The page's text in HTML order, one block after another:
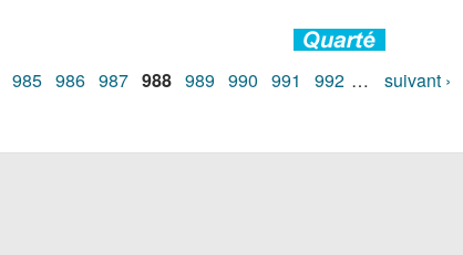
985 986 987 988 989 990 991 992 … suivant ›